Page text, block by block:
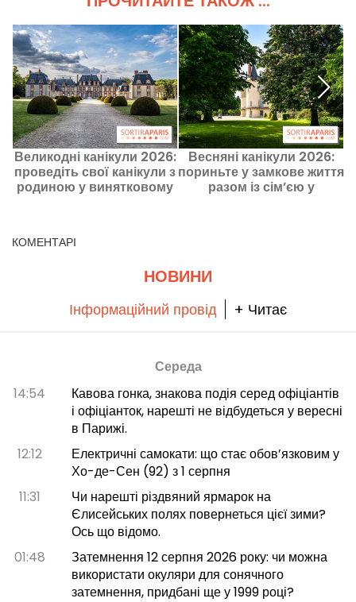
Великодні канікули 2026:
проведіть свої канікули з
родиною у винятковому
Весняні канікули 2026:
пориньте у замкове життя
разом із сім’єю у
КОМЕНТАРІ
НОВИНИ
Інформаційний провід + Читає
Середа
14:54
Кавова гонка, знакова подія серед офіціантів
і офіціанток, нарешті не відбудеться у вересні
в Парижі.
12:12
Електричні самокати: що стає обов’язковим у
Хо-де-Сен (92) з 1 серпня
11:31
Чи нарешті різдвяний ярмарок на
Єлисейських полях повернеться цієї зими?
Ось що відомо.
01:48
Затемнення 12 серпня 2026 року: чи можна
використати окуляри для сонячного
затемнення, придбані ще у 1999 році?